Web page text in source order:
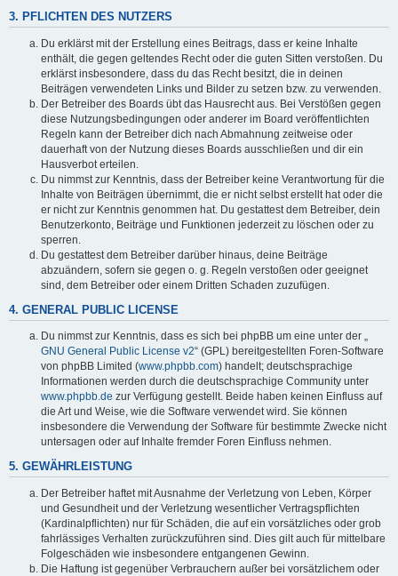
3. PFLICHTEN DES NUTZERS
Du erklärst mit der Erstellung eines Beitrags, dass er keine Inhalte
enthält, die gegen geltendes Recht oder die guten Sitten verstoßen. Du
erklärst insbesondere, dass du das Recht besitzt, die in deinen
Beiträgen verwendeten Links und Bilder zu setzen bzw. zu verwenden.
Der Betreiber des Boards übt das Hausrecht aus. Bei Verstößen gegen
diese Nutzungsbedingungen oder anderer im Board veröffentlichten
Regeln kann der Betreiber dich nach Abmahnung zeitweise oder
dauerhaft von der Nutzung dieses Boards ausschließen und dir ein
Hausverbot erteilen.
Du nimmst zur Kenntnis, dass der Betreiber keine Verantwortung für die
Inhalte von Beiträgen übernimmt, die er nicht selbst erstellt hat oder die
er nicht zur Kenntnis genommen hat. Du gestattest dem Betreiber, dein
Benutzerkonto, Beiträge und Funktionen jederzeit zu löschen oder zu
sperren.
Du gestattest dem Betreiber darüber hinaus, deine Beiträge
abzuändern, sofern sie gegen o. g. Regeln verstoßen oder geeignet
sind, dem Betreiber oder einem Dritten Schaden zuzufügen.
4. GENERAL PUBLIC LICENSE
Du nimmst zur Kenntnis, dass es sich bei phpBB um eine unter der „
GNU General Public License v2“ (GPL) bereitgestellten Foren-Software
von phpBB Limited (www.phpbb.com) handelt; deutschsprachige
Informationen werden durch die deutschsprachige Community unter
www.phpbb.de zur Verfügung gestellt. Beide haben keinen Einfluss auf
die Art und Weise, wie die Software verwendet wird. Sie können
insbesondere die Verwendung der Software für bestimmte Zwecke nicht
untersagen oder auf Inhalte fremder Foren Einfluss nehmen.
5. GEWÄHRLEISTUNG
Der Betreiber haftet mit Ausnahme der Verletzung von Leben, Körper
und Gesundheit und der Verletzung wesentlicher Vertragspflichten
(Kardinalpflichten) nur für Schäden, die auf ein vorsätzliches oder grob
fahrlässiges Verhalten zurückzuführen sind. Dies gilt auch für mittelbare
Folgeschäden wie insbesondere entgangenen Gewinn.
Die Haftung ist gegenüber Verbrauchern außer bei vorsätzlichem oder